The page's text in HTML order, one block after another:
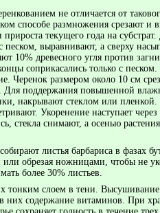
не отличается от
способе размножения срезают и
текущего года на
выравнивают, а сверху
10% древесного угля против
соприкасались только с песком.
Черенок размером около 10 см
Для поддержания повышенной
накрывают стеклом или
Укоренение наступает
стекла снимают, а осенью
листья барбариса в фазах
или обрезая ножницами, чтобы не
более 30% листьев.
тонким слоем в тени.
них содержание витаминов. При